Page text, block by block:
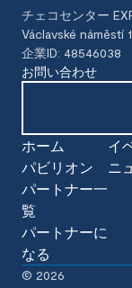
チェコセンター
Václavské náměstí
企業ID: 48546038
お問い合わせ
ホーム
パビリオン
パートナー一
覧
パートナーに
なる
イ
ニ
© 2026